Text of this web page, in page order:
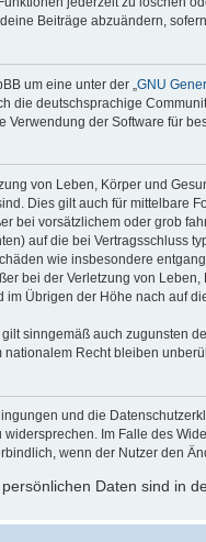
Beiträge abzuändern,
um eine unter der „ GNU
die deutschsprachige
der Software für
von Leben, Körper und
Dies gilt auch für mittelbare
bei vorsätzlichem oder grob
auf die bei Vertragsschluss
wie insbesondere
bei der Verletzung von
Übrigen der Höhe nach auf
sinngemäß auch zugunsten
Recht bleiben
und die
Im Falle des
wenn der Nutzer den
Daten sind in